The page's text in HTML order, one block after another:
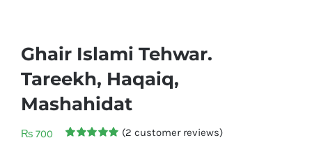
Ghair Islami Tehwar.
Tareekh, Haqaiq,
Mashahidat
₨ 700 (2 customer reviews)